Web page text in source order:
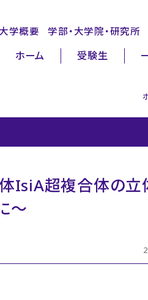
大学概要 学部・大学院・研究所
ホーム 受験生
IsiA超複合体の
～